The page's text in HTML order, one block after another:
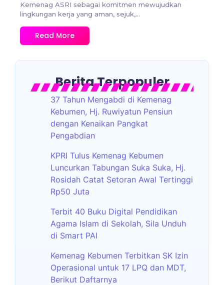
Kemenag ASRI sebagai komitmen mewujudkan
lingkungan kerja yang aman, sejuk,...
Read More
Berita Terpopuler
37 Tahun Mengabdi di Kemenag
Kebumen, Hj. Ruwiyatun Pensiun
dengan Kenaikan Pangkat
Pengabdian
KPRI Tulus Kemenag Kebumen
Luncurkan Tabungan Suka Suka, Hj.
Rosidah Catat Setoran Awal Tertinggi
Rp50 Juta
Terbit 40 Buku Digital Pendidikan
Agama Islam di Sekolah, Sila Unduh
di Smart PAI
Kemenag Kebumen Terbitkan SK Izin
Operasional untuk 17 LPQ dan MDT,
Berikut Daftarnya